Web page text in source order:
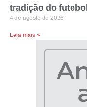
tradição do
4 de agosto de 2026
Leia mais »